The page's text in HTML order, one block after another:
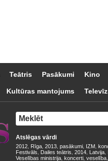
Teātris Pasākumi Kino
Kultūras mantojums
Atslēgas vārdi
2012 Rīga 2013 pasākumi IZM
Festivāls
Dailes teātris 2014 Latvija
Veselības ministrija koncerti veselība